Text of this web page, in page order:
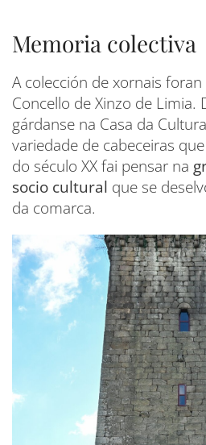
Memoria colectiva
A colección de xornais
Concello de Xinzo de Limia.
gárdanse na Casa da
variedade de cabeceiras
do século XX fai pensar na
socio cultural que se
da comarca.